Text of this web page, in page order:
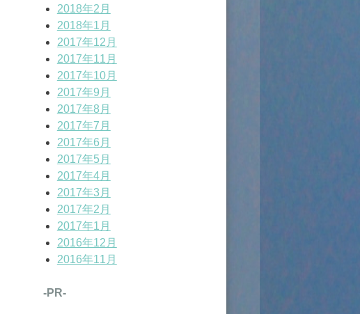
2018年2月
2018年1月
2017年12月
2017年11月
2017年10月
2017年9月
2017年8月
2017年7月
2017年6月
2017年5月
2017年4月
2017年3月
2017年2月
2017年1月
2016年12月
2016年11月
-PR-